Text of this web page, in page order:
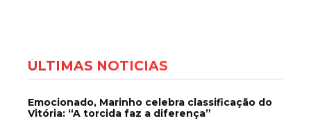
ÚLTIMAS NOTÍCIAS
Emocionado, Marinho celebra classificação do
Vitória: “A torcida faz a diferença”